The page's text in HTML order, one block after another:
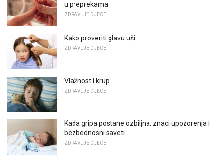
u preprekama
ZDRAVLJE DJECE
Kako proveriti glavu uši
ZDRAVLJE DJECE
Vlažnost i krup
ZDRAVLJE DJECE
Kada gripa postane ozbiljna: znaci upozorenja i
bezbednosni saveti
ZDRAVLJE DJECE